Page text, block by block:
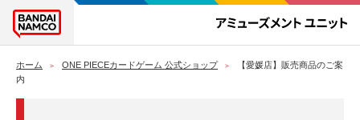
ホーム ONE PIECEカードゲーム 公式ショップ
【愛媛店】販売商品のご案
内